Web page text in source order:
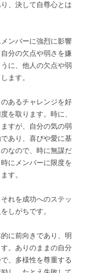
、決して自尊心とは
ンバーに強烈に影響
分の欠点や弱さを嫌
に、他人の欠点や弱
ます。
あるチャレンジを好
を取ります。時に、
すが、自分の気の弱
あり、喜びや愛に基
なので、時に無謀だ
にメンバーに限度を
す。
れを成功へのステッ
しがちです。
に前向きであり、明
。ありのままの自分
、多様性を尊重する